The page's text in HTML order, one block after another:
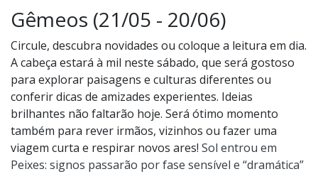
Gêmeos (21/05 - 20/06)
Circule, descubra novidades ou coloque a leitura em dia.
A cabeça estará à mil neste sábado, que será gostoso
para explorar paisagens e culturas diferentes ou
conferir dicas de amizades experientes. Ideias
brilhantes não faltarão hoje. Será ótimo momento
também para rever irmãos, vizinhos ou fazer uma
viagem curta e respirar novos ares! Sol entrou em
Peixes: signos passarão por fase sensível e “dramática”